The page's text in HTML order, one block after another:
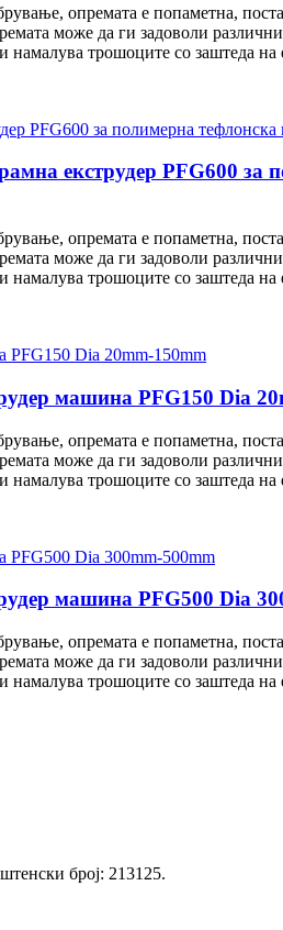
опремата е попаметна,
може да ги задоволи
трошоците со заштеда
екструдер PFG600 за
опремата е попаметна,
може да ги задоволи
трошоците со заштеда
машина PFG150 Dia
опремата е попаметна,
може да ги задоволи
трошоците со заштеда
машина PFG500 Dia
опремата е попаметна,
може да ги задоволи
трошоците со заштеда
број: 213125.